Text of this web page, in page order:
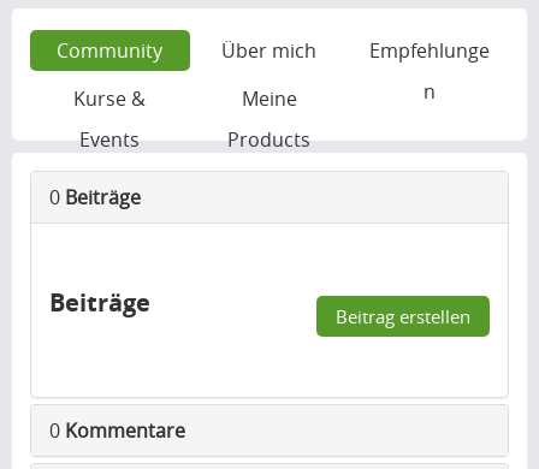
Community Über mich
Empfehlunge
n
Kurse &
Events
Meine
Products
0 Beiträge
Beiträge Beitrag erstellen
0 Kommentare